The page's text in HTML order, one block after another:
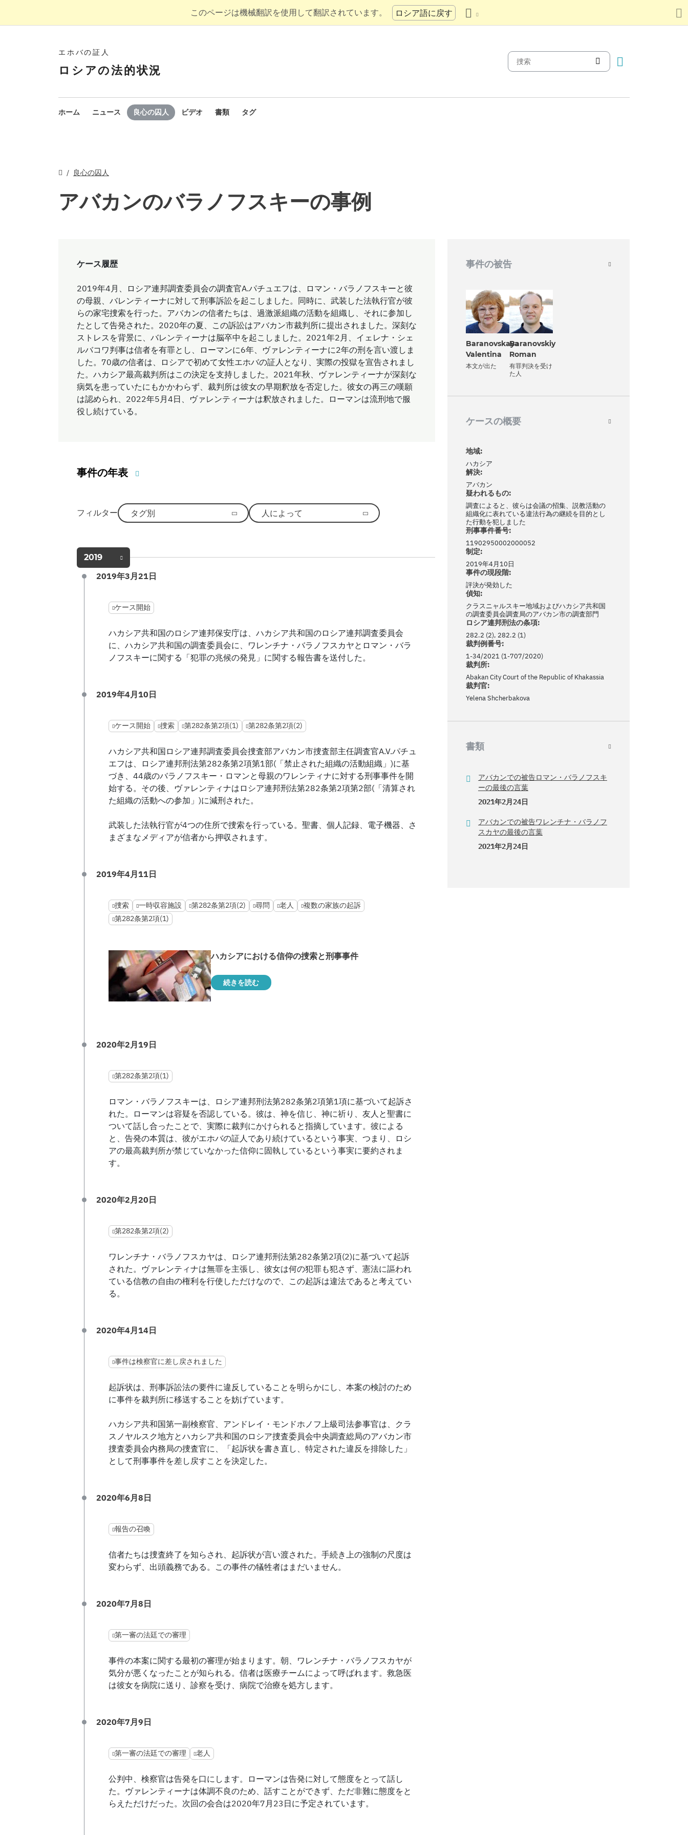
このページは機械翻訳を使用して翻訳されています。 ロシア語に戻す
エホバの証人
ロシアの法的状況
ホーム ニュース 良心の囚人 ビデオ 書類 タグ
良心の囚人
アバカンのバラノフスキーの事例
ケース履歴
2019年4月、ロシア連邦調査委員会の調査官A.パチュエフは、ロマン・バラノフスキーと彼
の母親、バレンティーナに対して刑事訴訟を起こしました。同時に、武装した法執行官が彼
らの家宅捜索を行った。アバカンの信者たちは、過激派組織の活動を組織し、それに参加し
たとして告発された。2020年の夏、この訴訟はアバカン市裁判所に提出されました。深刻な
ストレスを背景に、バレンティーナは脳卒中を起こしました。2021年2月、イェレナ・シェ
ルバコワ判事は信者を有罪とし、ローマンに6年、ヴァレンティーナに2年の刑を言い渡しま
した。70歳の信者は、ロシアで初めて女性エホバの証人となり、実際の投獄を宣告されまし
た。ハカシア最高裁判所はこの決定を支持しました。2021年秋、ヴァレンティーナが深刻な
病気を患っていたにもかかわらず、裁判所は彼女の早期釈放を否定した。彼女の再三の嘆願
は認められ、2022年5月4日、ヴァレンティーナは釈放されました。ローマンは流刑地で服
役し続けている。
事件の年表
フィルター タグ別 人によって
2019
2019年3月21日
ケース開始
ハカシア共和国のロシア連邦保安庁は、ハカシア共和国のロシア連邦調査委員会
に、ハカシア共和国の調査委員会に、ワレンチナ・バラノフスカヤとロマン・バラ
ノフスキーに関する「犯罪の兆候の発見」に関する報告書を送付した。
2019年4月10日
ケース開始 捜索 第282条第2項(1) 第282条第2項(2)
ハカシア共和国ロシア連邦調査委員会捜査部アバカン市捜査部主任調査官A.V.パチュ
エフは、ロシア連邦刑法第282条第2項第1部(「禁止された組織の活動組織」)に基
づき、44歳のバラノフスキー・ロマンと母親のワレンティナに対する刑事事件を開
始する。その後、ヴァレンティナはロシア連邦刑法第282条第2項第2部(「清算され
た組織の活動への参加」)に減刑された。
武装した法執行官が4つの住所で捜索を行っている。聖書、個人記録、電子機器、さ
まざまなメディアが信者から押収されます。
2019年4月11日
捜索 一時収容施設 第282条第2項(2) 尋問 老人
複数の家族の起訴
第282条第2項(1)
ハカシアにおける信仰の捜索と刑事事件
続きを読む
2020年2月19日
第282条第2項(1)
ロマン・バラノフスキーは、ロシア連邦刑法第282条第2項第1項に基づいて起訴さ
れた。ローマンは容疑を否認している。彼は、神を信じ、神に祈り、友人と聖書に
ついて話し合ったことで、実際に裁判にかけられると指摘しています。彼による
と、告発の本質は、彼がエホバの証人であり続けているという事実、つまり、ロシ
アの最高裁判所が禁じていなかった信仰に固執しているという事実に要約されま
す。
2020年2月20日
第282条第2項(2)
ワレンチナ・バラノフスカヤは、ロシア連邦刑法第282条第2項(2)に基づいて起訴
された。ヴァレンティナは無罪を主張し、彼女は何の犯罪も犯さず、憲法に謳われ
ている信教の自由の権利を行使しただけなので、この起訴は違法であると考えてい
る。
2020年4月14日
事件は検察官に差し戻されました
起訴状は、刑事訴訟法の要件に違反していることを明らかにし、本案の検討のため
に事件を裁判所に移送することを妨げています。
ハカシア共和国第一副検察官、アンドレイ・モンドホノフ上級司法参事官は、クラ
スノヤルスク地方とハカシア共和国のロシア捜査委員会中央調査総局のアバカン市
捜査委員会内務局の捜査官に、「起訴状を書き直し、特定された違反を排除した」
として刑事事件を差し戻すことを決定した。
2020年6月8日
報告の召喚
信者たちは捜査終了を知らされ、起訴状が言い渡された。手続き上の強制の尺度は
変わらず、出頭義務である。この事件の犠牲者はまだいません。
2020年7月8日
第一審の法廷での審理
事件の本案に関する最初の審理が始まります。朝、ワレンチナ・バラノフスカヤが
気分が悪くなったことが知られる。信者は医療チームによって呼ばれます。救急医
は彼女を病院に送り、診察を受け、病院で治療を処方します。
2020年7月9日
第一審の法廷での審理 老人
公判中、検察官は告発を口にします。ローマンは告発に対して態度をとって話し
た。ヴァレンティーナは体調不良のため、話すことができず、ただ非難に態度をと
らえただけだった。次回の会合は2020年7月23日に予定されています。
事件の被告
Baranovskaya
Valentina
本文が出た
Baranovskiy
Roman
有罪判決を受け
た人
ケースの概要
地域:
ハカシア
解決:
アバカン
疑われるもの:
調査によると、彼らは会議の招集、説教活動の
組織化に表れている違法行為の継続を目的とし
た行動を犯しました
刑事事件番号:
11902950002000052
制定:
2019年4月10日
事件の現段階:
評決が発効した
偵知:
クラスニャルスキー地域およびハカシア共和国
の調査委員会調査局のアバカン市の調査部門
ロシア連邦刑法の条項:
282.2 (2), 282.2 (1)
裁判例番号:
1-34/2021 (1-707/2020)
裁判所:
Abakan City Court of the Republic of Khakassia
裁判官:
Yelena Shcherbakova
書類
アバカンでの被告ロマン・バラノフスキ
ーの最後の言葉
2021年2月24日
アバカンでの被告ワレンチナ・バラノフ
スカヤの最後の言葉
2021年2月24日